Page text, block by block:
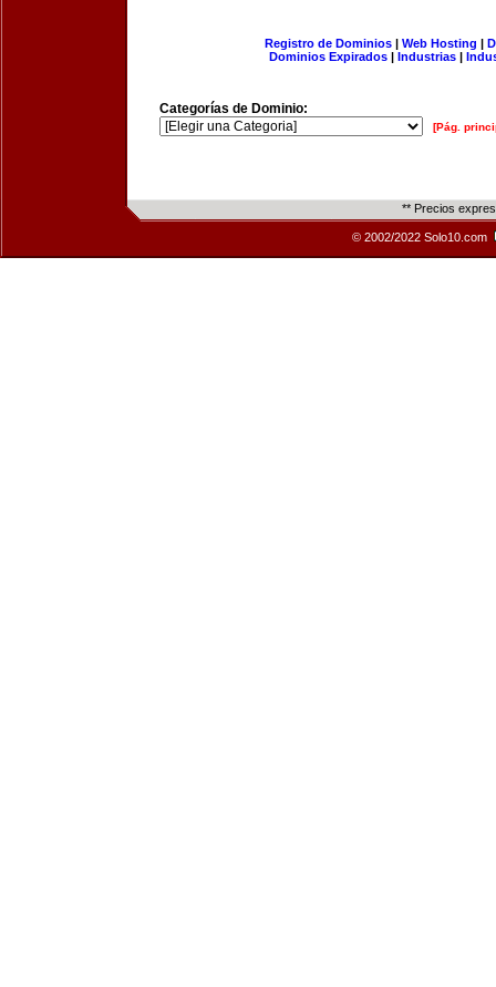
Registro de Dominios| Web Hosting |
Dominios Expirados | Industrias |
Categorías de Dominio:
[Pág.
** Precios
© 2002/2022 Solo10.com